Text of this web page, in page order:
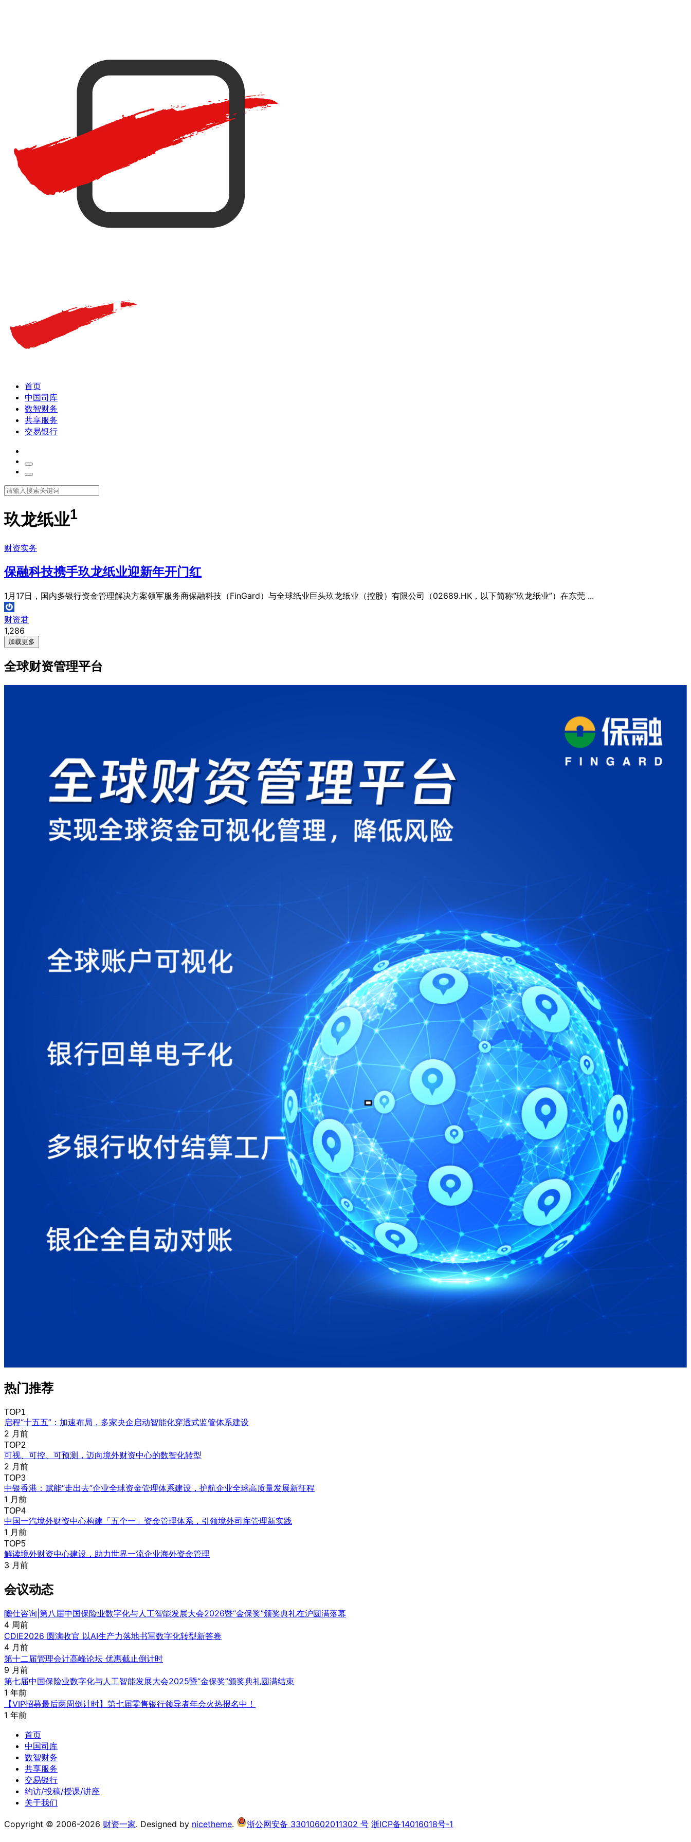
首页
中国司库
数智财务
共享服务
交易银行
玖龙纸业1
财资实务
保融科技携手玖龙纸业迎新年开门红
1月17日，国内多银行资金管理解决方案领军服务商保融科技（FinGard）与全球纸业巨头玖龙纸业（控股）有限公司（02689.HK，以下简称“玖龙纸业”）在东莞 ...
财资君
1,286
加载更多
全球财资管理平台
热门推荐
TOP1
启程“十五五”：加速布局，多家央企启动智能化穿透式监管体系建设
2 月前
TOP2
可视、可控、可预测，迈向境外财资中心的数智化转型
2 月前
TOP3
中银香港：赋能“走出去”企业全球资金管理体系建设，护航企业全球高质量发展新征程
1 月前
TOP4
中国一汽境外财资中心构建「五个一」资金管理体系，引领境外司库管理新实践
1 月前
TOP5
解读境外财资中心建设，助力世界一流企业海外资金管理
3 月前
会议动态
瞻仕咨询|第八届中国保险业数字化与人工智能发展大会2026暨“金保奖”颁奖典礼在沪圆满落幕
4 周前
CDIE2026 圆满收官 以AI生产力落地书写数字化转型新答卷
4 月前
第十二届管理会计高峰论坛 优惠截止倒计时
9 月前
第七届中国保险业数字化与人工智能发展大会2025暨“金保奖”颁奖典礼圆满结束
1 年前
【VIP招募最后两周倒计时】第七届零售银行领导者年会火热报名中！
1 年前
首页
中国司库
数智财务
共享服务
交易银行
约访/投稿/授课/讲座
关于我们
Copyright © 2006-2026 财资一家. Designed by nicetheme. 浙公网安备 33010602011302 号 浙ICP备14016018号-1